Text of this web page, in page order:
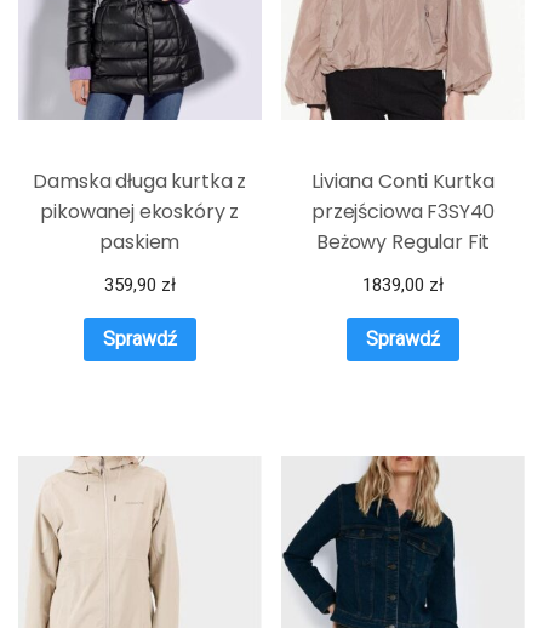
Damska długa kurtka z
pikowanej ekoskóry z
paskiem
359,90 zł
Sprawdź
Liviana Conti Kurtka
przejściowa F3SY40
Beżowy Regular Fit
1839,00 zł
Sprawdź